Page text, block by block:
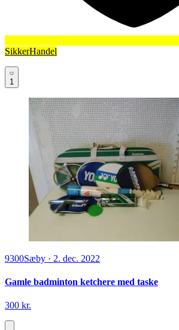
SikkerHandel
1
9300Sæby · 2. dec. 2022
Gamle badminton ketchere med taske
300 kr.